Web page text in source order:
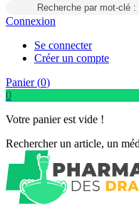
Recherche par mot-clé
Connexion
Se connecter
Créer un compte
Panier (0)
0
Votre panier est vide !
Rechercher un article, un